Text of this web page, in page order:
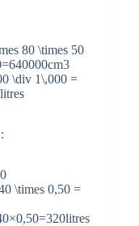
80 \times 50
=640000cm3
\div 1\,000 =
litres
\times 0,50 =
×0,50=320litres